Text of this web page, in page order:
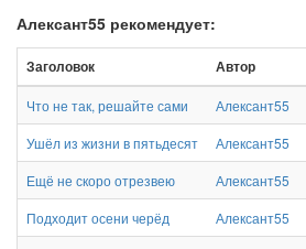
Алексант55 рекомендует:
Заголовок Автор
Что не так, решайте сами
Алексант55
Ушёл из жизни в пятьдесят
Алексант55
Ещё не скоро отрезвею
Алексант55
Подходит осени черёд
Алексант55